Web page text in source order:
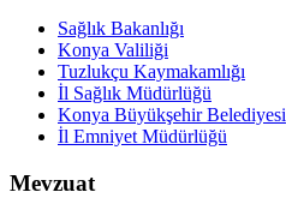
Sağlık Bakanlığı
Konya Valiliği
Tuzlukçu Kaymakamlığı
İl Sağlık Müdürlüğü
Konya Büyükşehir Belediyesi
İl Emniyet Müdürlüğü
Mevzuat